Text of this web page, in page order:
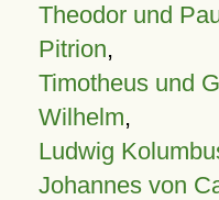
Theodor und
Pitrion,
Timotheus und
Wilhelm,
Ludwig
Johannes von